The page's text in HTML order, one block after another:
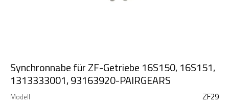
Synchronnabe für ZF-Getriebe 16S150, 16S151,
1313333001, 93163920-PAIRGEARS
Modell ZF29